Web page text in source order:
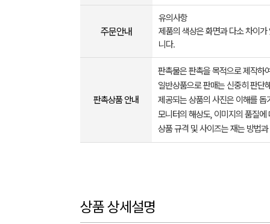
주문안내
유의사항
제품의 색상은 화면과 다소 차이가
니다.
판촉상품 안내
판촉물은 판촉을 목적으로 제작하
일반상품으로 판매는 신중히 판단
제공되는 상품의 사진은 이해를
모니터의 해상도, 이미지의 품질
상품 규격 및 사이즈는 재는 방법
상품 상세설명